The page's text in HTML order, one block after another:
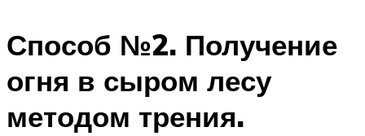
Способ №2. Получение
огня в сыром лесу
методом трения.